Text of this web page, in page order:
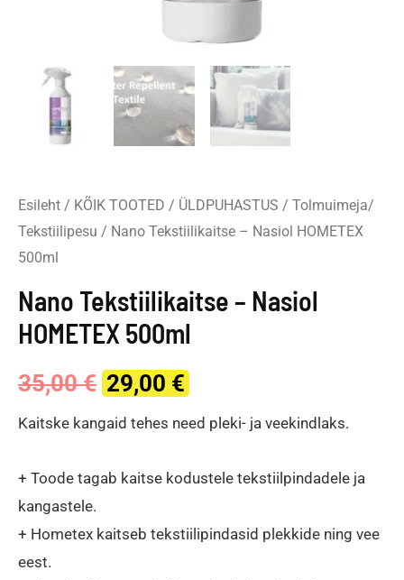
Esileht / KÕIK TOOTED / ÜLDPUHASTUS / Tolmuimeja/
Tekstiilipesu / Nano Tekstiilikaitse – Nasiol HOMETEX
500ml
Nano Tekstiilikaitse – Nasiol
HOMETEX 500ml
35,00€ Original
price
was:
29,00 €Current
price
is:
Kaitske kangaid tehes need pleki- ja veekindlaks.
+ Toode tagab kaitse kodustele tekstiilpindadele ja
kangastele.
+ Hometex kaitseb tekstiilipindasid plekkide ning vee
eest.